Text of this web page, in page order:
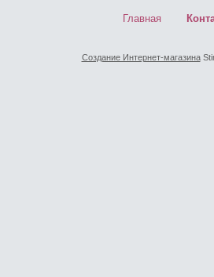
Главная
Создание Интернет-магазина